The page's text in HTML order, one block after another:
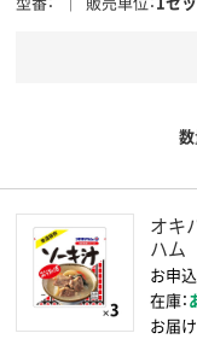
オキ
ハム
お申
在庫：
お届け